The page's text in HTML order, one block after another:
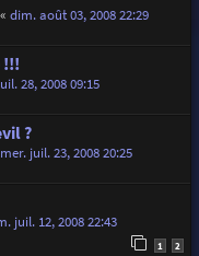
dim. août 03, 2008 22:29
!!!
28, 2008 09:15
?
mer. juil. 23, 2008 20:25
juil. 12, 2008 22:43
1 2